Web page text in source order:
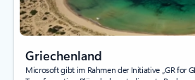
Griechenland
Microsoft gibt im Rahmen der Initiative „GR for